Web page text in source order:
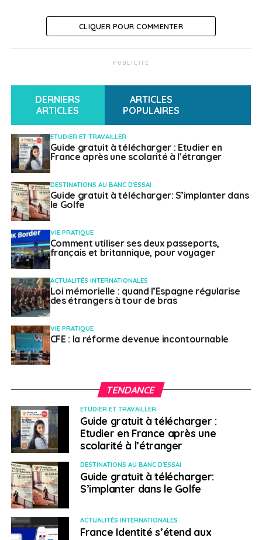
CLIQUER POUR COMMENTER
PUBLICITÉ
DERNIERS
ARTICLES
ARTICLES
POPULAIRES
ETUDIER ET TRAVAILLER
Guide gratuit à télécharger : Etudier en
France après une scolarité à l’étranger
DESTINATIONS AU BANC D'ESSAI
Guide gratuit à télécharger: S’implanter dans
le Golfe
VIE PRATIQUE
Comment utiliser ses deux passeports,
français et britannique, pour voyager
ACTUALITÉS INTERNATIONALES
Loi mémorielle : quand l’Espagne régularise
des étrangers à tour de bras
VIE PRATIQUE
CFE : la réforme devenue incontournable
TENDANCE
ETUDIER ET TRAVAILLER
Guide gratuit à télécharger :
Etudier en France après une
scolarité à l’étranger
DESTINATIONS AU BANC D'ESSAI
Guide gratuit à télécharger:
S’implanter dans le Golfe
ACTUALITÉS INTERNATIONALES
France Identité s’étend aux